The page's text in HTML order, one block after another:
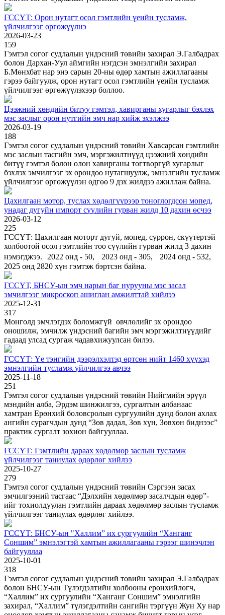
ГССҮТ: Орон нутагт осол гэмтлийн үеийн тусламж,
үйлчилгээг өргөжүүлнэ
2026-03-23
159
Гэмтэл согог судлалын үндэсний төвийн захирал Э.Галбадрах
болон Дархан-Уул аймгийн нэгдсэн эмнэлгийн захирал
Б.Мөнхбат нар энэ сарын 20-ны өдөр хамтын ажиллагааны
гэрээ байгуулж, орон нутагт осол гэмтлийн үеийн тусламж
үйлчилгээг өргөжүүлэхээр боллоо.
Цээжний хөндийн битүү гэмтэл, хавирганы хугарлыг бэхлэх
мэс заслыг орон нутгийн эмч нар хийж эхэлжээ
2026-03-19
188
Гэмтэл согог судлалын үндэсний төвийн Хавсарсан гэмтлийн
мэс заслын тасгийн эмч, мэргэжилтнүүд цээжний хөндийн
битүү гэмтэл болон олон хавирганы тогтворгүй хугарлыг
бэхлэх эмчилгээг эх орондоо нутагшуулж, эмнэлгийн тусламж
үйлчилгээг өргөжүүлэн өдгөө 9 дэх жилдээ ажиллаж байна.
Цахилгаан мотор, туслах хөдөлгүүрээр тоноглогдсон мопед,
унадаг дугуйн импорт сүүлийн гурван жилд 10 дахин өсчээ
2026-03-12
225
ГССҮТ: Цахилгаан моторт дугуй, мопед, суррон, скүүтертэй
холбоотой осол гэмтлийн тоо сүүлийн гурван жилд 3 дахин
нэмэгджээ. 2022 онд - 50, 2023 онд - 305, 2024 онд - 532,
2025 онд 2820 хүн гэмтэж бэртсэн байна.
ГССҮТ, БНСУ-ын эмч нарын баг нурууны мэс засал
эмчилгээг микроскоп ашиглан амжилттай хийлээ
2025-12-31
317
Монголд эмчлэгдэх боломжгүй өвчлөлийг эх орондоо
оношилж, эмчилж үндэсний багийн эмч мэргэжилтнүүдийг
гадаад улсад сургаж чадавхижуулсан билээ.
ГССҮТ: Үе тэнгийн дээрэлхэлтэд өртсөн нийт 1460 хүүхэд
эмнэлгийн тусламж үйлчилгээ авчээ
2025-11-18
251
Гэмтэл согог судлалын үндэсний төвийн Нийгмийн эрүүл
мэндийн алба, Эрдэм шинжилгээ, сургалтын албанаас
хамтран Ерөнхий боловсролын сургуулийн дунд болон ахлах
ангийн сурагчдын дунд “Зөв дадал, Зөв хүн, Зөвхөн биднээс”
практик сургалт зохион байгууллаа.
ГССҮТ: Гэмтлийн дараах хөдөлмөр заслын тусламж
үйлчилгээг таниулах өдөрлөг хийлээ
2025-10-27
279
Гэмтэл согог судлалын үндэсний төвийн Сэргээн засах
эмчилгээний тасгаас “Дэлхийн хөдөлмөр засалчдын өдөр”-
ийг тохиолдуулан гэмтлийн дараах хөдөлмөр заслын тусламж
үйлчилгээг таниулах өдөрлөг хийлээ.
ГССҮТ: БНСУ-ын "Халлим” их сургуулийн “Ханганг
Соншим” эмнэлэгтэй хамтын ажиллагааны гэрээг шинэчлэн
байгууллаа
2025-10-01
318
Гэмтэл согог судлалын үндэсний төвийн захирал Э.Галбадрах
болон БНСУ-ын Түлэгдэлтийн холбооны ерөнхийлөгч,
“Халлим” их сургуулийн “Ханганг Соншим” эмнэлгийн
захирал, “Халлим” түлэгдэлтийн сангийн тэргүүн Жун Ху нар